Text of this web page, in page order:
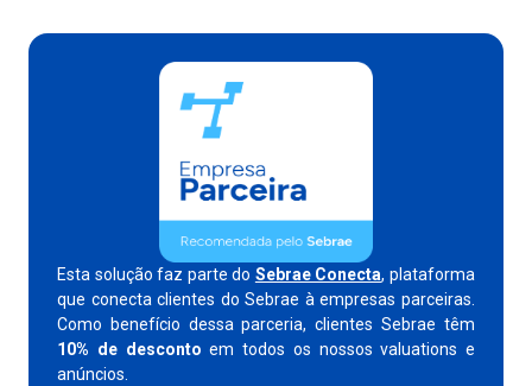
Esta solução faz parte do Sebrae Conecta, plataforma
que conecta clientes do Sebrae à empresas parceiras.
Como benefício dessa parceria, clientes Sebrae têm
10% de desconto em todos os nossos valuations e
anúncios.